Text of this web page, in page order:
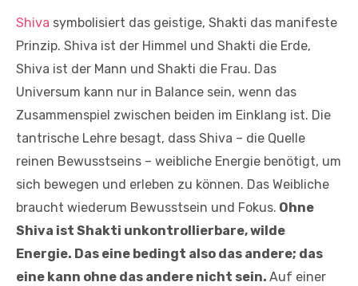
Shiva symbolisiert das geistige, Shakti das manifeste
Prinzip. Shiva ist der Himmel und Shakti die Erde,
Shiva ist der Mann und Shakti die Frau. Das
Universum kann nur in Balance sein, wenn das
Zusammenspiel zwischen beiden im Einklang ist. Die
tantrische Lehre besagt, dass Shiva – die Quelle
reinen Bewusstseins – weibliche Energie benötigt, um
sich bewegen und erleben zu können. Das Weibliche
braucht wiederum Bewusstsein und Fokus. Ohne
Shiva ist Shakti unkontrollierbare, wilde
Energie. Das eine bedingt also das andere; das
eine kann ohne das andere nicht sein. Auf einer